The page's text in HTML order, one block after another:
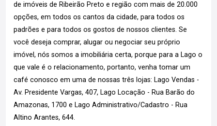
de imóveis de Ribeirão Preto e região com mais de 20.000
opções, em todos os cantos da cidade, para todos os
padrões e para todos os gostos de nossos clientes. Se
você deseja comprar, alugar ou negociar seu próprio
imóvel, nós somos a imobiliária certa, porque para a Lago o
que vale é o relacionamento, portanto, venha tomar um
café conosco em uma de nossas três lojas: Lago Vendas -
Av. Presidente Vargas, 407, Lago Locação - Rua Barão do
Amazonas, 1700 e Lago Administrativo/Cadastro - Rua
Altino Arantes, 644.